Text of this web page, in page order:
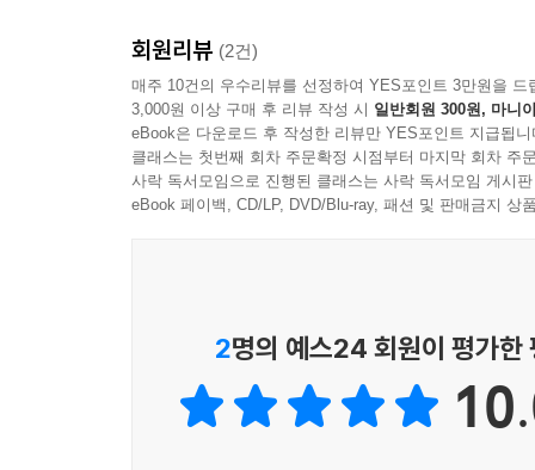
회원리뷰 (2건)
매주 10건의 우수리뷰를 선정하여 YES포인트 3만원을 드
3,000원 이상 구매 후 리뷰 작성 시 일반회원 300원, 마니
eBook은 다운로드 후 작성한 리뷰만 YES포인트 지급됩니
클래스는 첫번째 회차 주문확정 시점부터 마지막 회차 주
사락 독서모임으로 진행된 클래스는 사락 독서모임 게시
eBook 페이백, CD/LP, DVD/Blu-ray, 패션 및 판매금지 상
2명의 예스24 회원이 평가한